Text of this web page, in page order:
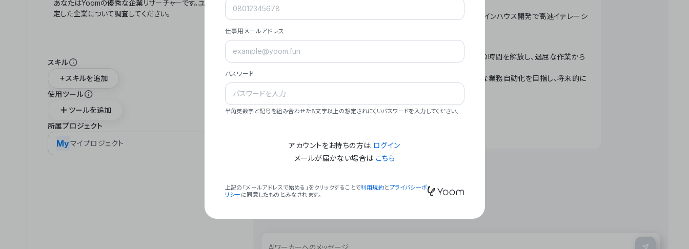
スキル
スキルを追加
使用ツール
ツールを追加
所属プロジェクト
Myマイプロジェクト
- **強み**: すべての自動化技術を1プラットフォームで完結。インハウス開発で高速イテレーシ
- **ミッション**: 「We Make Time」 – テクノロジーで人々の時間を解放し、退屈な作業から
- **ビジョン**: 「Global Business Automation」 – 世界的な業務自動化を目指し、将来的に
### 会社概要
仕事用メールアドレス
パスワード
半角英数字と記号を組み合わせた8文字以上の想定されにくいパスワードを入力してください。
アカウントをお持ちの方は ログイン
メールが届かない場合は こちら
上記の「メールアドレスで始める」をクリックすることで利用規約とプライバシーポ
リシー に同意したものとみなされます。